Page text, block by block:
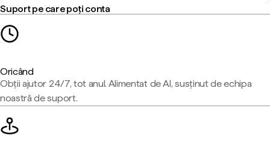
Suport pe care poți conta
Oricând
Obții ajutor 24/7, tot anul. Alimentat de AI, susținut de echipa
noastră de suport.